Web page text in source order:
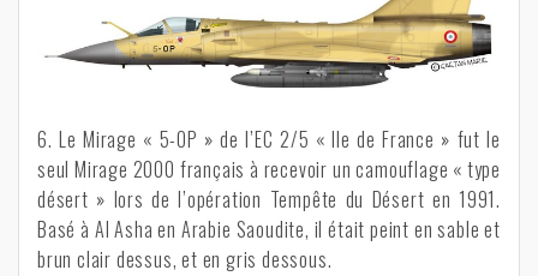
6. Le Mirage « 5-OP » de l’EC 2/5 « Ile de France » fut le
seul Mirage 2000 français à recevoir un camouflage « type
désert » lors de l’opération Tempête du Désert en 1991.
Basé à Al Asha en Arabie Saoudite, il était peint en sable et
brun clair dessus, et en gris dessous.